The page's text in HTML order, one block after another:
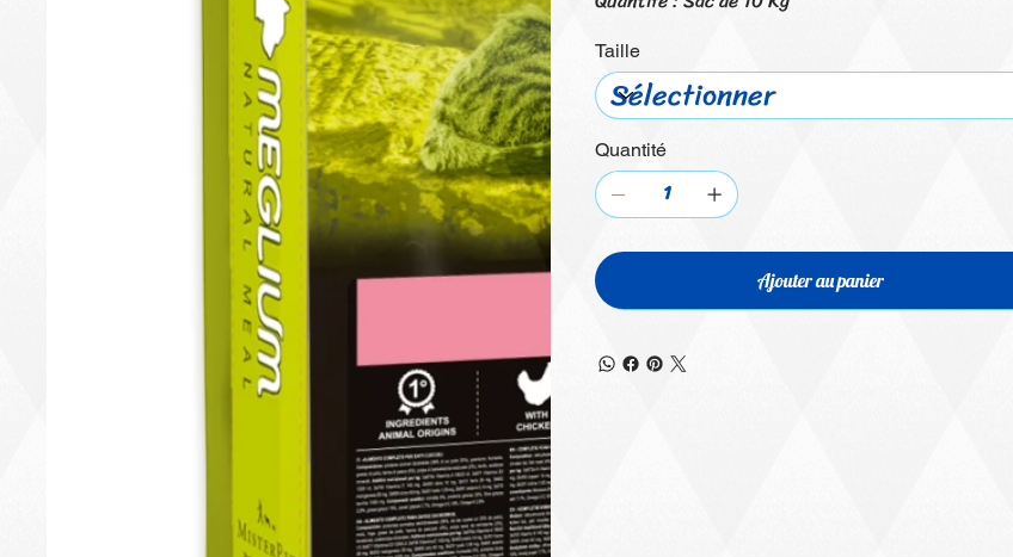
Taille
Quantité
Ajouter au panier